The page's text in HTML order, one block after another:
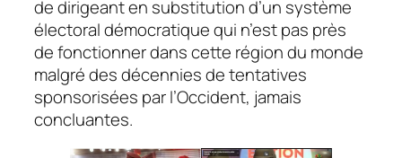
de dirigeant en substitution d’un système
électoral démocratique qui n’est pas près
de fonctionner dans cette région du monde
malgré des décennies de tentatives
sponsorisées par l’Occident, jamais
concluantes.